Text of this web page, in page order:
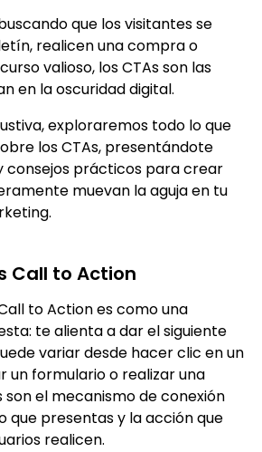
que los visitantes se
realicen una compra o
valioso, los CTAs son las
en la oscuridad digital.
exploraremos todo lo que
los CTAs, presentándote
consejos prácticos para crear
muevan la aguja en tu
Call to Action
to Action es como una
te alienta a dar el siguiente
variar desde hacer clic en un
un formulario o realizar una
son el mecanismo de conexión
que presentas y la acción que
realicen.